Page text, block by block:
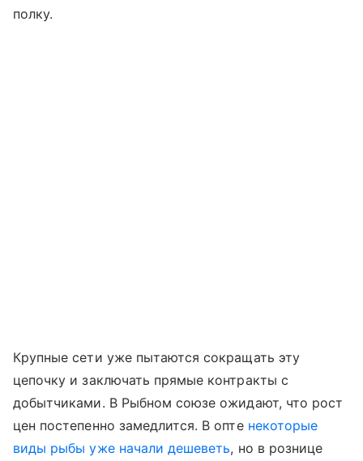
полку.
Крупные сети уже пытаются сокращать эту
цепочку и заключать прямые контракты с
добытчиками. В Рыбном союзе ожидают, что рост
цен постепенно замедлится. В опте некоторые
виды рыбы уже начали дешеветь, но в рознице